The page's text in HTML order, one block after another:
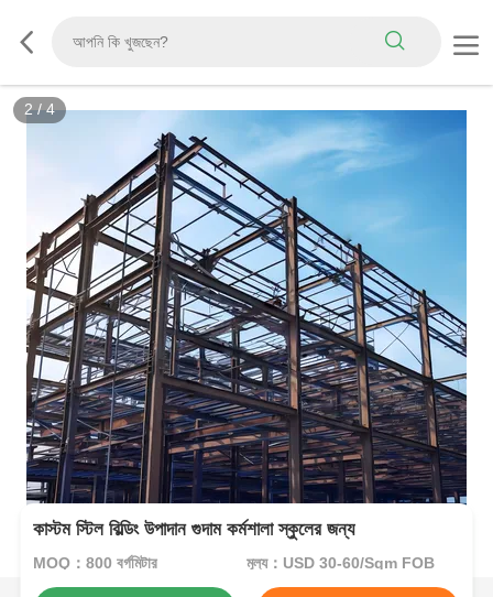
3/4
কাস্টম স্টিল বিল্ডিং উপাদান গুদাম কর্মশালা স্কুলের জন্য
MOQ：800 বর্গমিটার মূল্য：USD 30-60/Sqm FOB